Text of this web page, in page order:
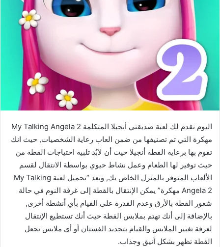
اليوم نقدم لك لعبة صديقتي أنجيلا المتكلمة My Talking Angela 2
مهكرة التي تم تصنيفها من ضمن العاب رعاية الشخصيات, حيث انك
تقوم بها برعاية القطة أنجيلا حيث أن لابُد تلبية احتياجات القطة من
حيث توفير لها الطعام وعمل نشاط حيوي بواسطة الانتقال لقسم
الألعاب المتوفر بالمنزل الخاص بك, وبعد “تحميل لعبة My Talking
Angela 2 مهكرة” يمكن الإنتقال بالقطة إلى غرفة النوم في حالة
شعور القطة بالأرق وعدم القدرة على القيام بأي أنشطة أخرى,
بالإضافة إلى أنك تهتم بملابس القطة حيث أنك تستطيع الإنتقال
لغرفة تغيير الملابس والقيام بتحديد الفستان أو أي ملابس تجعل
القطة تظهر بشكل أنيق وجذاب.